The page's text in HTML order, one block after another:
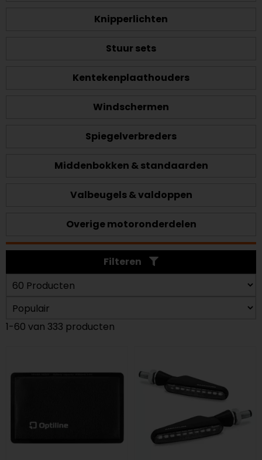
Knipperlichten
Stuur sets
Kentekenplaathouders
Windschermen
Spiegelverbreders
Middenbokken & standaarden
Valbeugels & valdoppen
Overige motoronderdelen
Filteren
1-60 van 333 producten